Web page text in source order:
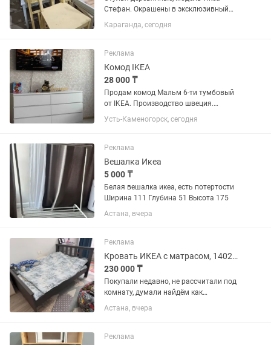
Стефан. Окрашены в эксклюзивный
цвет всего 55шт. Цена за1шт
Караганда, сегодня
Реклама
Комод IKEA
28 000 ₸
Продам комод Мальм 6-ти тумбовый
от IKEA. Производство швеция.
Продаю в связи переездом. Ширина
-160 Высота-80 Глубина-50
Усть-Каменогорск, сегодня
Реклама
Вешалка Икеа
5 000 ₸
Белая вешалка икеа, есть потертости
Ширина 111 Глубина 51 Высота 175
Астана, вчера
Реклама
Кровать ИКЕА с матрасом, 140200, б/у, почти новая, самовывоз
230 000 ₸
Покупали недавно, не рассчитали под
комнату, думали найдём как
расположить, но не выходит, занимает
слишком много места. Комплект -
слова: IKEA, ИКЕА, кровать IKEA,...
Астана, вчера
Реклама